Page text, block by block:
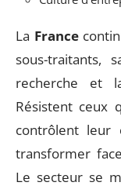
La France
sous-traitants,
recherche et
Résistent ceux
contrôlent leur
transformer
Le secteur se